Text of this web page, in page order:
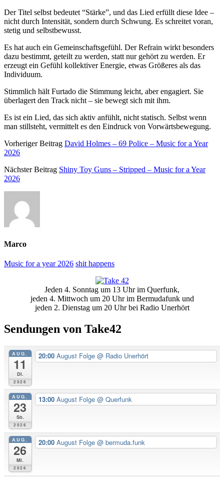
Der Titel selbst bedeutet “Stärke”, und das Lied erfüllt diese Idee –
nicht durch Intensität, sondern durch Schwung. Es schreitet voran,
stetig und selbstbewusst.
Es hat auch ein Gemeinschaftsgefühl. Der Refrain wirkt besonders
dazu bestimmt, geteilt zu werden, statt nur gehört zu werden. Er
erzeugt ein Gefühl kollektiver Energie, etwas Größeres als das
Individuum.
Stimmlich hält Furtado die Stimmung leicht, aber engagiert. Sie
überlagert den Track nicht – sie bewegt sich mit ihm.
Es ist ein Lied, das sich aktiv anfühlt, nicht statisch. Selbst wenn
man stillsteht, vermittelt es den Eindruck von Vorwärtsbewegung.
Vorheriger Beitrag David Holmes – 69 Police – Music for a Year
2026
Nächster Beitrag Shiny Toy Guns – Stripped – Music for a Year
2026
Marco
Music for a year 2026 shit happens
SeitenleisteJeden 4. Sonntag um 13 Uhr im Querfunk,
jeden 4. Mittwoch um 20 Uhr im Bermudafunk und
jeden 2. Dienstag um 20 Uhr bei Radio Unerhört
Sendungen von Take42
AUG.
11
Di.
2026
20:00 August Folge @ Radio Unerhört
AUG.
23
So.
2026
13:00 August Folge @ Querfunk
AUG.
26
Mi.
2026
20:00 August Folge @ bermuda.funk